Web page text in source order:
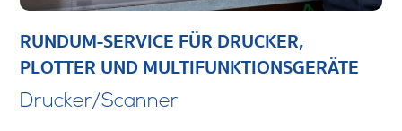
RUNDUM-SERVICE FÜR DRUCKER,
PLOTTER UND MULTIFUNKTIONSGERÄTE
Drucker/Scanner